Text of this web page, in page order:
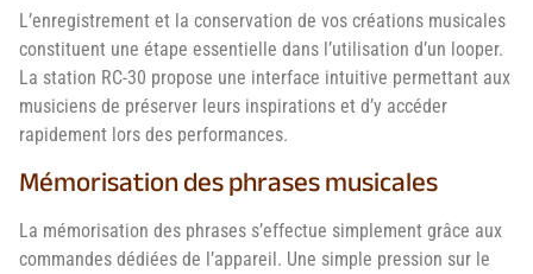
L’enregistrement et la conservation de vos créations musicales
constituent une étape essentielle dans l’utilisation d’un looper.
La station RC-30 propose une interface intuitive permettant aux
musiciens de préserver leurs inspirations et d’y accéder
rapidement lors des performances.
Mémorisation des phrases musicales
La mémorisation des phrases s’effectue simplement grâce aux
commandes dédiées de l’appareil. Une simple pression sur le